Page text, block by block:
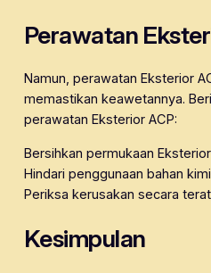
Perawatan
Namun, perawatan Eksterior
memastikan keawetannya.
perawatan Eksterior ACP:
Bersihkan permukaan
Hindari penggunaan bahan
Periksa kerusakan secara
Kesimpulan